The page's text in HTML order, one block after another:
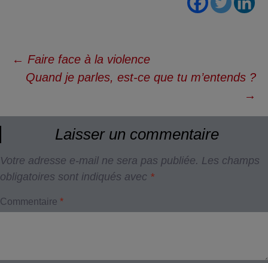
Navigation
← Faire face à la violence
Quand je parles, est-ce que tu m’entends ?
→
Laisser un commentaire
Votre adresse e-mail ne sera pas publiée. Les champs
obligatoires sont indiqués avec *
Commentaire *